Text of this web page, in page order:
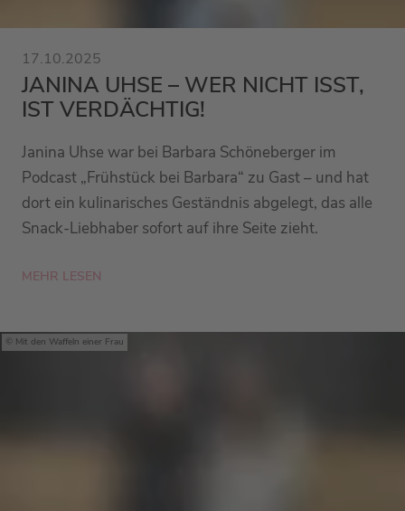
17.10.2025
JANINA UHSE – WER NICHT ISST,
IST VERDÄCHTIG!
Janina Uhse war bei Barbara Schöneberger im
Podcast „Frühstück bei Barbara“ zu Gast – und hat
dort ein kulinarisches Geständnis abgelegt, das alle
Snack-Liebhaber sofort auf ihre Seite zieht.
MEHR LESEN
Mit den Waffeln einer Frau